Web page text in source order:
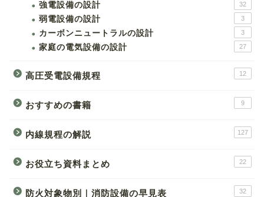
強電設備の設計 32
弱電設備の設計 3
カーボンニュートラルの設計 3
家庭の電気設備の設計 27
高圧受電設備規程 12
おすすめの書籍 9
内線規程の解説 127
お役立ち資料まとめ 22
防火対象物別｜消防設備の早見表 32